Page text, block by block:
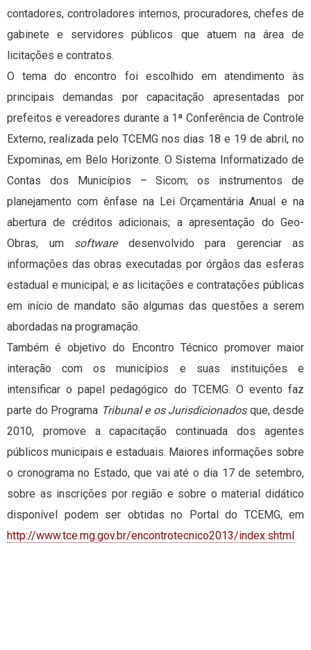
contadores, controladores internos, procuradores, chefes de
gabinete e servidores públicos que atuem na área de
licitações e contratos.
O tema do encontro foi escolhido em atendimento às
principais demandas por capacitação apresentadas por
prefeitos e vereadores durante a 1ª Conferência de Controle
Externo, realizada pelo TCEMG nos dias 18 e 19 de abril, no
Expominas, em Belo Horizonte. O Sistema Informatizado de
Contas dos Municípios – Sicom; os instrumentos de
planejamento com ênfase na Lei Orçamentária Anual e na
abertura de créditos adicionais; a apresentação do Geo-
Obras, um softwaredesenvolvido para gerenciar as
informações das obras executadas por órgãos das esferas
estadual e municipal; e as licitações e contratações públicas
em início de mandato são algumas das questões a serem
abordadas na programação.
Também é objetivo do Encontro Técnico promover maior
interação com os municípios e suas instituições e
intensificar o papel pedagógico do TCEMG. O evento faz
parte do Programa Tribunal e os Jurisdicionados que, desde
2010, promove a capacitação continuada dos agentes
públicos municipais e estaduais. Maiores informações sobre
o cronograma no Estado, que vai até o dia 17 de setembro,
sobre as inscrições por região e sobre o material didático
disponível podem ser obtidas no Portal do TCEMG, em
http://www.tce.mg.gov.br/encontrotecnico2013/index.shtml